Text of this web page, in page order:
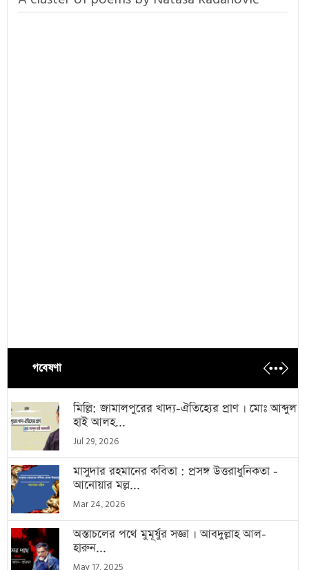
গবেষণা
মিল্লি: জামালপুরের খাদ্য-ঐতিহ্যের প্রাণ । মোঃ আব্দুল
হাই আলহ...
Jul 29, 2026
মাসুদার রহমানের কবিতা : প্রসঙ্গ উত্তরাধুনিকতা -
আনোয়ার মল্ল...
Mar 24, 2026
অস্তাচলের পথে মুমূর্ষুর সজ্ঞা । আবদুল্লাহ আল-
হারুন...
May 17, 2025